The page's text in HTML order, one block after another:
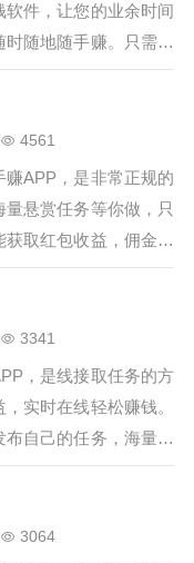
软件，让您的业余时间
随地随手赚。只需要
，在平台接单做任务即
秒到账。您也可以在
由平台用户帮助您完
)APP可以轻松发布悬
速做任务赚钱。同时，
奖励。寻人帮，找星
4561
赚APP，是非常正规的
悬赏任务等你做，只
取红包收益，佣金高
的赚钱需求。操作简
妇、上班族等想要利
体，有兴趣的小伙伴
…
3341
，是线接取任务的方
实时在线轻松赚钱。
布自己的任务，海量用
适合时间零碎的学生、
族使用，快下载体验
3064